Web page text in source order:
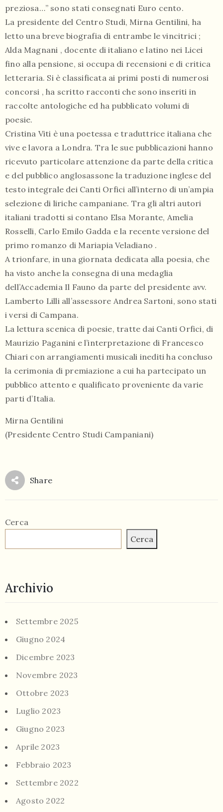
preziosa…” sono stati consegnati Euro cento.
La presidente del Centro Studi, Mirna Gentilini, ha
letto una breve biografia di entrambe le vincitrici ;
Alda Magnani , docente di italiano e latino nei Licei
fino alla pensione, si occupa di recensioni e di critica
letteraria. Si è classificata ai primi posti di numerosi
concorsi , ha scritto racconti che sono inseriti in
raccolte antologiche ed ha pubblicato volumi di
poesie.
Cristina Viti è una poetessa e traduttrice italiana che
vive e lavora a Londra. Tra le sue pubblicazioni hanno
ricevuto particolare attenzione da parte della critica
e del pubblico anglosassone la traduzione inglese del
testo integrale dei Canti Orfici all’interno di un’ampia
selezione di liriche campaniane. Tra gli altri autori
italiani tradotti si contano Elsa Morante, Amelia
Rosselli, Carlo Emilo Gadda e la recente versione del
primo romanzo di Mariapia Veladiano .
A trionfare, in una giornata dedicata alla poesia, che
ha visto anche la consegna di una medaglia
dell’Accademia Il Fauno da parte del presidente avv.
Lamberto Lilli all’assessore Andrea Sartoni, sono stati
i versi di Campana.
La lettura scenica di poesie, tratte dai Canti Orfici, di
Maurizio Paganini e l’interpretazione di Francesco
Chiari con arrangiamenti musicali inediti ha concluso
la cerimonia di premiazione a cui ha partecipato un
pubblico attento e qualificato proveniente da varie
parti d’Italia.
Mirna Gentilini
(Presidente Centro Studi Campaniani)
Share
Cerca
Cerca
Archivio
Settembre 2025
Giugno 2024
Dicembre 2023
Novembre 2023
Ottobre 2023
Luglio 2023
Giugno 2023
Aprile 2023
Febbraio 2023
Settembre 2022
Agosto 2022